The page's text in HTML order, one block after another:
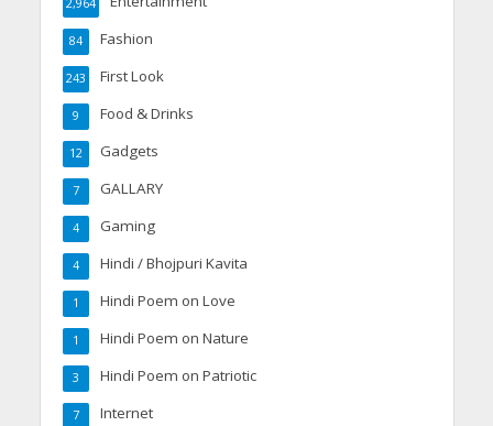
Fashion
84
First Look
243
Food & Drinks
9
Gadgets
12
GALLARY
7
Gaming
4
Hindi / Bhojpuri Kavita
4
Hindi Poem on Love
1
Hindi Poem on Nature
1
Hindi Poem on Patriotic
3
Internet
7